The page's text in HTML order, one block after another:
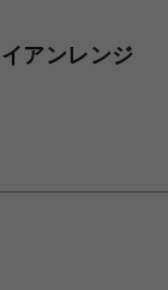
アンレンジ